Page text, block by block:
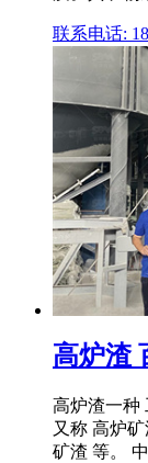
联系电话:
高炉渣
高炉渣一种
又称 高炉
矿渣 等。